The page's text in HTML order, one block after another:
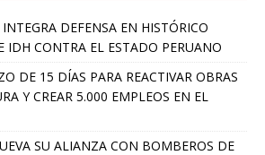
DEFENSA EN HISTÓRICO
IDH CONTRA EL ESTADO PERUANO
DE 15 DÍAS PARA REACTIVAR OBRAS
Y CREAR 5.000 EMPLEOS EN EL
SU ALIANZA CON BOMBEROS DE